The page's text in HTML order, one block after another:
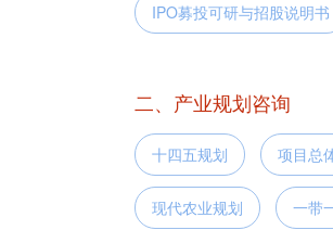
IPO募投可研与招股说明书
二、产业规划咨询
十四五规划 项目总
现代农业规划 一带